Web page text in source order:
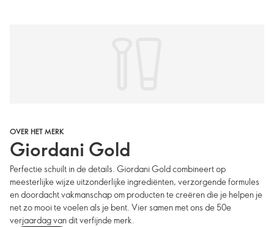
OVER HET MERK
Giordani Gold
Perfectie schuilt in de details. Giordani Gold combineert op
meesterlijke wijze uitzonderlijke ingrediënten, verzorgende formules
en doordacht vakmanschap om producten te creëren die je helpen je
net zo mooi te voelen als je bent. Vier samen met ons de 50e
verjaardag van dit verfijnde merk.